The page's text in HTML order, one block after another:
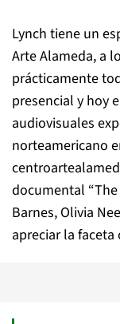
Lynch tiene un
Arte Alameda, a
prácticamente
presencial y hoy
audiovisuales
norteamericano
documental “The
Barnes, Olivia
apreciar la